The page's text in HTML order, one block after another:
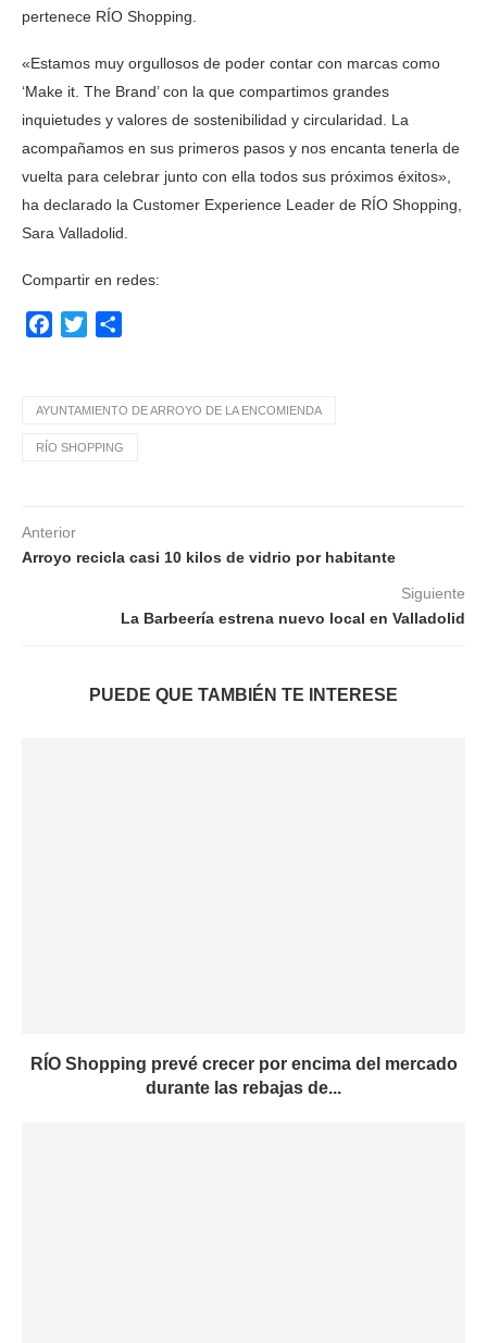
pertenece RÍO Shopping.
«Estamos muy orgullosos de poder contar con marcas como
‘Make it. The Brand’ con la que compartimos grandes
inquietudes y valores de sostenibilidad y circularidad. La
acompañamos en sus primeros pasos y nos encanta tenerla de
vuelta para celebrar junto con ella todos sus próximos éxitos»,
ha declarado la Customer Experience Leader de RÍO Shopping,
Sara Valladolid.
Compartir en redes:
Facebook
Twitter
AYUNTAMIENTO DE ARROYO DE LA ENCOMIENDA
RÍO SHOPPING
Anterior
Arroyo recicla casi 10 kilos de vidrio por habitante
Siguiente
La Barbeería estrena nuevo local en Valladolid
PUEDE QUE TAMBIÉN TE INTERESE
RÍO Shopping prevé crecer por encima del mercado
durante las rebajas de...